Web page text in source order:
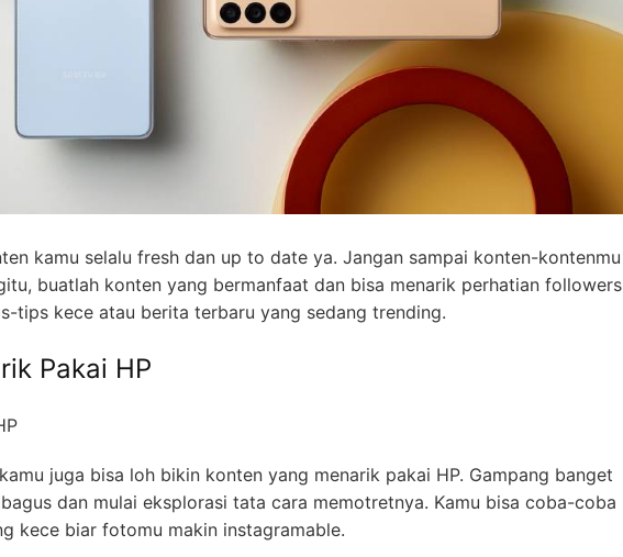
kamu selalu fresh dan up to date ya. Jangan sampai konten-kontenmu
buatlah konten yang bermanfaat dan bisa menarik perhatian followers
tips kece atau berita terbaru yang sedang trending.
Pakai HP
juga bisa loh bikin konten yang menarik pakai HP. Gampang banget
dan mulai eksplorasi tata cara memotretnya. Kamu bisa coba-coba
kece biar fotomu makin instagramable.